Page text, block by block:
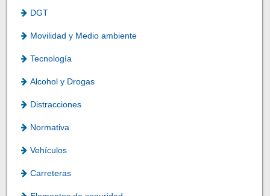
DGT
Movilidad y Medio ambiente
Tecnología
Alcohol y Drogas
Distracciones
Normativa
Vehículos
Carreteras